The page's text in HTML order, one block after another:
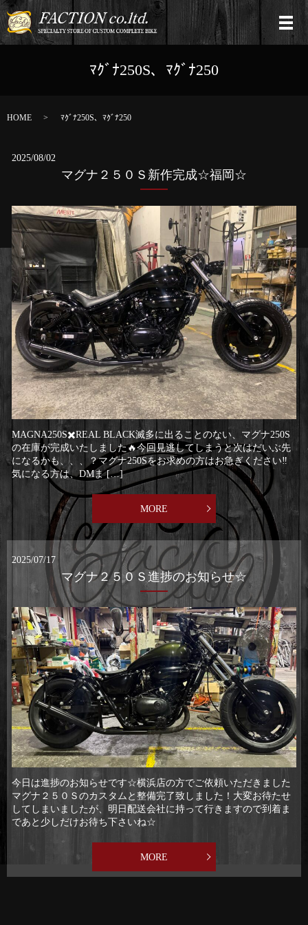
ﾏｸﾞﾅ250S、ﾏｸﾞﾅ250
HOME ﾏｸﾞﾅ250S、ﾏｸﾞﾅ250
2025/08/02
マグナ２５０Ｓ新作完成☆福岡☆
MAGNA250S✖️REAL BLACK滅多に出ることのない、マグナ250S
の在庫が完成いたしました🔥今回見逃してしまうと次はだいぶ先
になるかも、、、？マグナ250Sをお求めの方はお急ぎください‼️
気になる方は、DMま […]
MORE
2025/07/17
マグナ２５０Ｓ進捗のお知らせ☆
今日は進捗のお知らせです☆横浜店の方でご依頼いただきました
マグナ２５０Ｓのカスタムと整備完了致しました！大変お待たせ
してしまいましたが、明日配送会社に持って行きますので到着ま
であと少しだけお待ち下さいね☆
MORE